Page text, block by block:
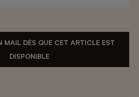
MAIL DÈS QUE CET ARTICLE EST
DISPONIBLE